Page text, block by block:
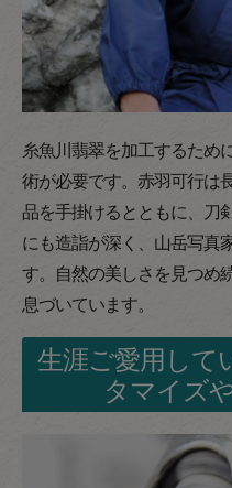
糸魚川翡翠を加工するため
術が必要です。赤羽可行は
品を手掛けるとともに、刀
にも造詣が深く、山岳写真
す。自然の美しさを見つめ
息づいています。
生涯ご愛用して
タマイズ